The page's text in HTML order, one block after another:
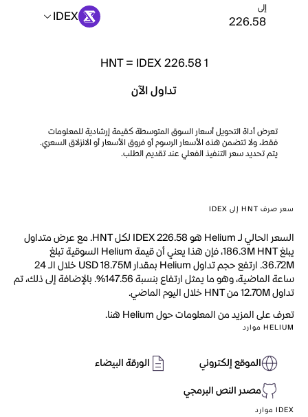
إلى IDEX
1
HNT= IDEX 226.58
تداول الآن
تعرض أداة التحويل أسعار السوق المتوسطة كقيمة إرشادية للمعلومات
فقط، ولا تتضمن هذه الأسعار الرسوم أو فروق الأسعار أو الانزلاق السعري.
يتم تحديد سعر التنفيذ الفعلي عند تقديم الطلب.
سعر صرف HNT إلى IDEX
السعر الحالي لـ Helium هو IDEX 226.58 لكل HNT. مع عرض متداول
يبلغ 186.3M HNT، فإن هذا يعني أن قيمة Helium السوقية تبلغ
36.72M. ارتفع حجم تداول Helium بمقدار USD 18.75M خلال الـ 24
ساعة الماضية، وهو ما يمثل ارتفاع بنسبة 147.56%. بالإضافة إلى ذلك، تم
تداول 12.70M من HNT خلال اليوم الماضي.
تعرف على المزيد من المعلومات حول Helium هنا.
HELIUM موارد
الموقع إلكتروني
الورقة البيضاء
مصدر النص البرمجي
IDEX موارد